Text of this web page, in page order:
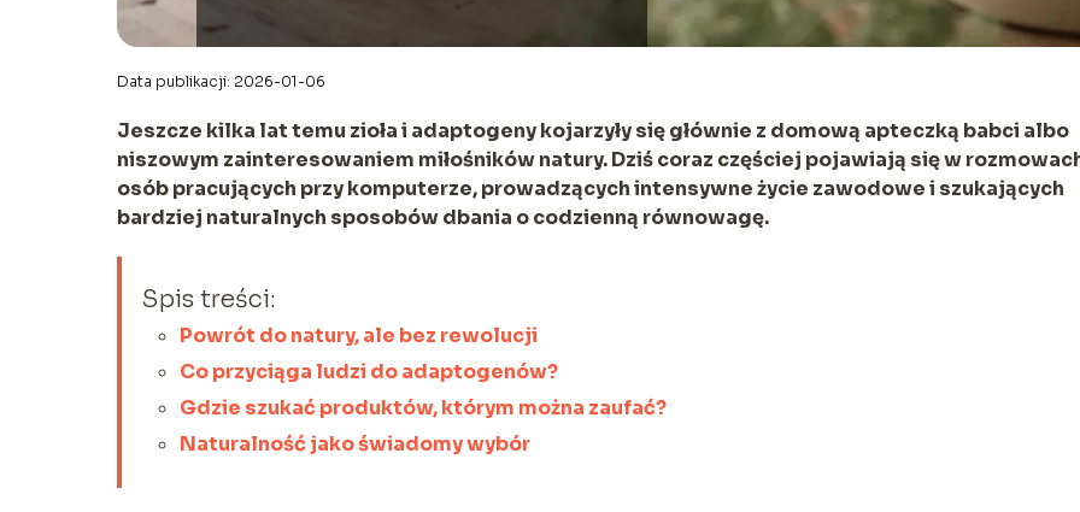
Data publikacji: 2026-01-06
Jeszcze kilka lat temu zioła i adaptogeny kojarzyły się głównie z domową apteczką babci albo
niszowym zainteresowaniem miłośników natury. Dziś coraz częściej pojawiają się w
osób pracujących przy komputerze, prowadzących intensywne życie zawodowe i szukających
bardziej naturalnych sposobów dbania o codzienną równowagę.
Spis treści:
Powrót do natury, ale bez rewolucji
Co przyciąga ludzi do adaptogenów?
Gdzie szukać produktów, którym można zaufać?
Naturalność jako świadomy wybór